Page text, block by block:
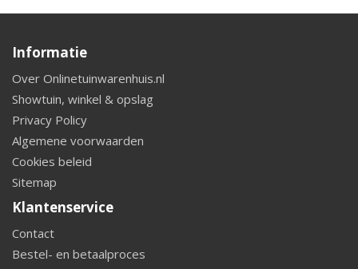
Informatie
Over Onlinetuinwarenhuis.nl
Showtuin, winkel & opslag
Privacy Policy
Algemene voorwaarden
Cookies beleid
Sitemap
Klantenservice
Contact
Bestel- en betaalproces